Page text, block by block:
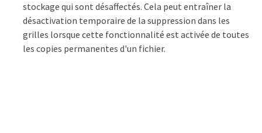
stockage qui sont désaffectés. Cela peut entraîner la
désactivation temporaire de la suppression dans les
grilles lorsque cette fonctionnalité est activée de toutes
les copies permanentes d'un fichier.